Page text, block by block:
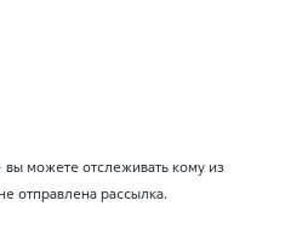
можете отслеживать кому из
отправлена рассылка.